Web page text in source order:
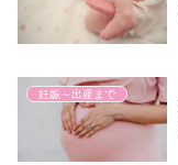
妊娠～出産まで